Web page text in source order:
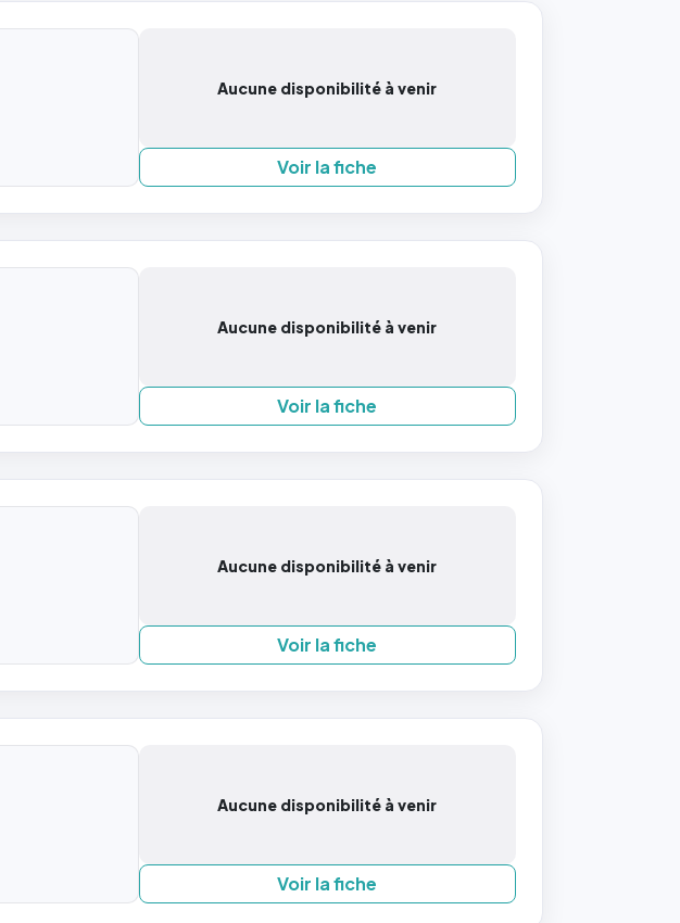
Aucune disponibilité à venir
Voir la fiche
Aucune disponibilité à venir
Voir la fiche
Aucune disponibilité à venir
Voir la fiche
Aucune disponibilité à venir
Voir la fiche